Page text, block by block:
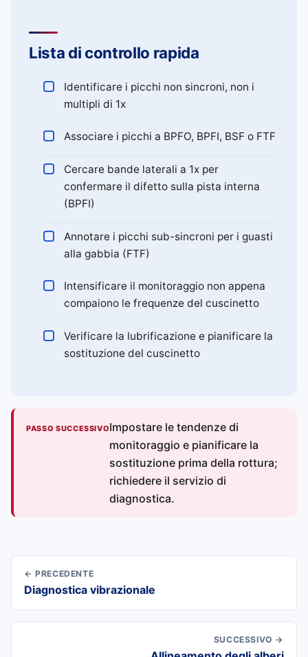
Lista di controllo rapida
Identificare i picchi non sincroni, non i
multipli di 1x
Associare i picchi a BPFO, BPFI, BSF o FTF
Cercare bande laterali a 1x per
confermare il difetto sulla pista interna
(BPFI)
Annotare i picchi sub-sincroni per i guasti
alla gabbia (FTF)
Intensificare il monitoraggio non appena
compaiono le frequenze del cuscinetto
Verificare la lubrificazione e pianificare la
sostituzione del cuscinetto
PASSO SUCCESSIVOImpostare le tendenze di
monitoraggio e pianificare la
sostituzione prima della rottura;
richiedere il servizio di
diagnostica.
← PRECEDENTE
Diagnostica vibrazionale
SUCCESSIVO →